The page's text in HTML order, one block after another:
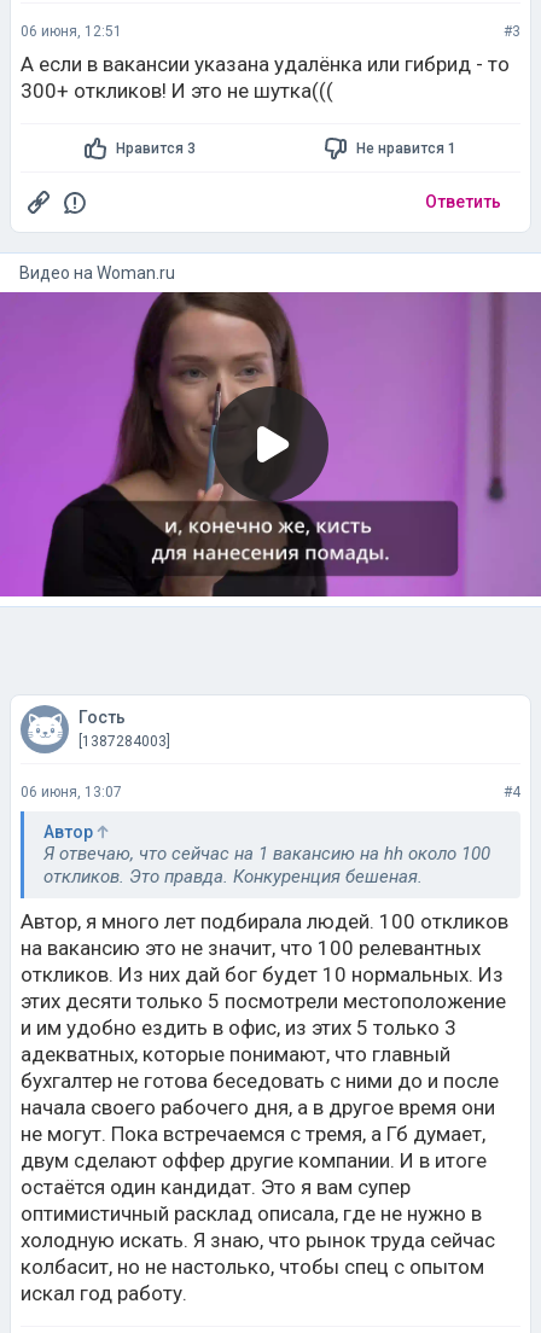
06 июня, 12:51 #3
А если в вакансии указана удалёнка или гибрид - то
300+ откликов! И это не шутка(((
Нравится 3 Не нравится 1
Ответить
Видео на woman.ru
Гость
[1387284003]
06 июня, 13:07 #4
Автор
Я отвечаю, что сейчас на 1 вакансию на hh около 100
откликов. Это правда. Конкуренция бешеная.
Автор, я много лет подбирала людей. 100 откликов
на вакансию это не значит, что 100 релевантных
откликов. Из них дай бог будет 10 нормальных. Из
этих десяти только 5 посмотрели местоположение
и им удобно ездить в офис, из этих 5 только 3
адекватных, которые понимают, что главный
бухгалтер не готова беседовать с ними до и после
начала своего рабочего дня, а в другое время они
не могут. Пока встречаемся с тремя, а Гб думает,
двум сделают оффер другие компании. И в итоге
остаётся один кандидат. Это я вам супер
оптимистичный расклад описала, где не нужно в
холодную искать. Я знаю, что рынок труда сейчас
колбасит, но не настолько, чтобы спец с опытом
искал год работу.